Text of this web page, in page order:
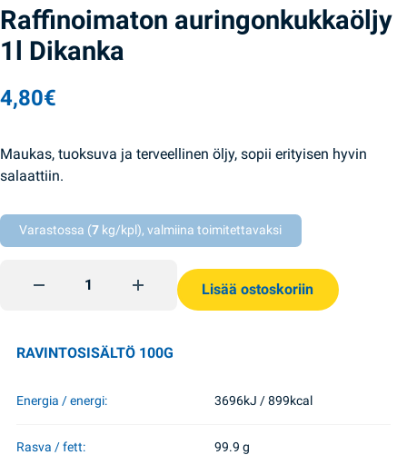
Raffinoimaton auringonkukkaöljy
1l Dikanka
4,80€
Maukas, tuoksuva ja terveellinen öljy, sopii erityisen hyvin
salaattiin.
Varastossa (7 kg/kpl), valmiina toimitettavaksi
Raffinoimaton auringonkukkaöljy 1l Dikanka quantity
Lisää ostoskoriin
RAVINTOSISÄLTÖ 100G
Energia / energi: 3696kJ / 899kcal
Rasva / fett: 99.9 g